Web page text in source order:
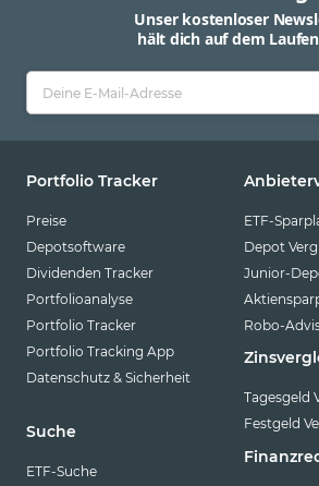
Unser kostenloser
hält dich auf dem
Portfolio Tracker
Preise
Depotsoftware
Dividenden Tracker
Portfolioanalyse
Portfolio Tracker
Portfolio Tracking App
Datenschutz & Sicherheit
Suche
ETF-Suche
ETF-
Depot
Junior-
Robo-
Tagesgeld
Festgeld